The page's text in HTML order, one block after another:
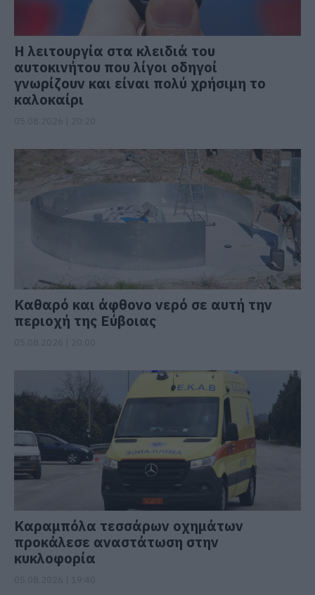
Η λειτουργία στα κλειδιά του
αυτοκινήτου που λίγοι οδηγοί
γνωρίζουν και είναι πολύ χρήσιμη το
καλοκαίρι
Καθαρό και άφθονο νερό σε αυτή την
περιοχή της Εύβοιας
Καραμπόλα τεσσάρων οχημάτων
προκάλεσε αναστάτωση στην
κυκλοφορία